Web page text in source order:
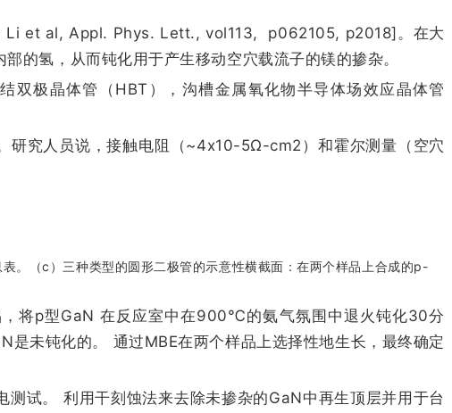
Li et al, Appl. Phys. Lett., vol113, p062105, p2018]。在大
的氢，从而钝化用于产生移动空穴载流子的镁的掺杂。
极晶体管（HBT），沟槽金属氧化物半导体场效应晶体管
研究人员说，接触电阻（~4x10-5Ω-cm2）和霍尔测量（空穴
。（c）三种类型的圆形二极管的示意性横截面：在两个样品上合成的p-
将p型GaN 在反应室中在900℃的氨气氛围中退火钝化30分
未钝化的。 通过MBE在两个样品上选择性地生长，最终确定
试。 利用干刻蚀法来去除未掺杂的GaN中再生顶层并用于台